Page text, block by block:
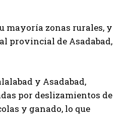
mayoría zonas rurales, y
provincial de Asadabad,
y Asadabad,
por deslizamientos de
y ganado, lo que